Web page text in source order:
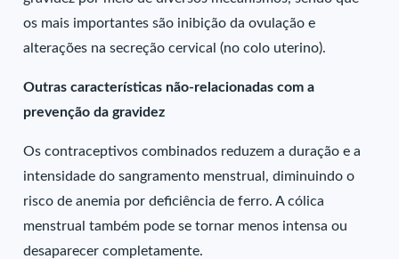
os mais importantes são inibição da ovulação e
alterações na secreção cervical (no colo uterino).
Outras características não-relacionadas com a
prevenção da gravidez
Os contraceptivos combinados reduzem a duração e a
intensidade do sangramento menstrual, diminuindo o
risco de anemia por deficiência de ferro. A cólica
menstrual também pode se tornar menos intensa ou
desaparecer completamente.